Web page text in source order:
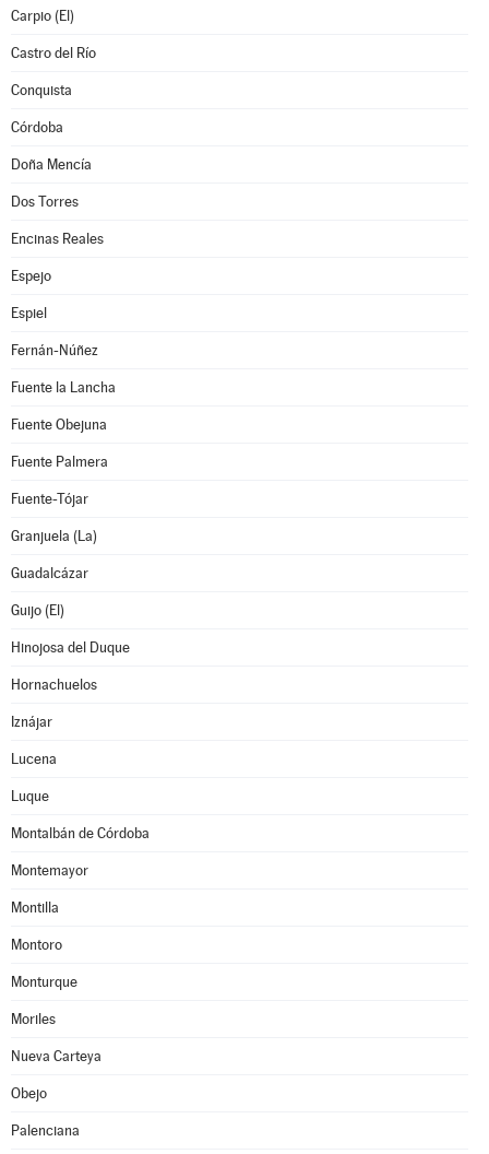
Carpio (El)
Castro del Río
Conquista
Córdoba
Doña Mencía
Dos Torres
Encinas Reales
Espejo
Espiel
Fernán-Núñez
Fuente la Lancha
Fuente Obejuna
Fuente Palmera
Fuente-Tójar
Granjuela (La)
Guadalcázar
Guijo (El)
Hinojosa del Duque
Hornachuelos
Iznájar
Lucena
Luque
Montalbán de Córdoba
Montemayor
Montilla
Montoro
Monturque
Moriles
Nueva Carteya
Obejo
Palenciana